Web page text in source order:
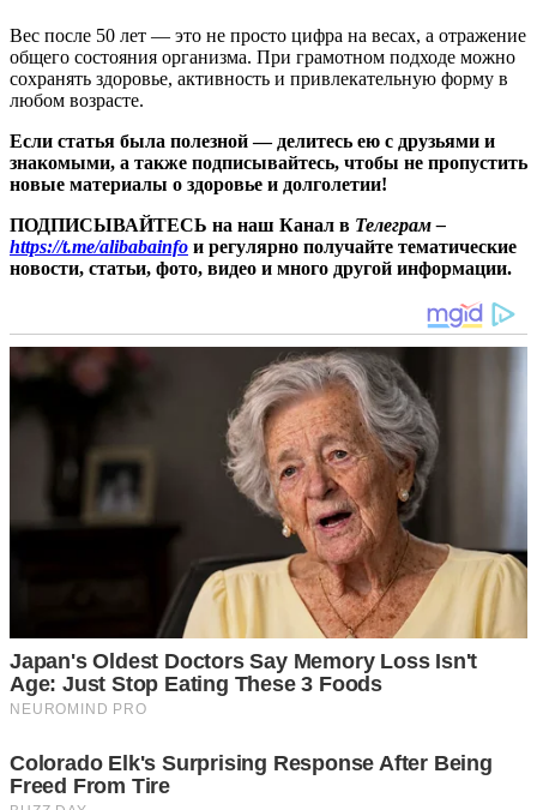
Вес после 50 лет — это не просто цифра на весах, а отражение
общего состояния организма. При грамотном подходе можно
сохранять здоровье, активность и привлекательную форму в
любом возрасте.
Если статья была полезной — делитесь ею с друзьями и
знакомыми, а также подписывайтесь, чтобы не пропустить
новые материалы о здоровье и долголетии!
ПОДПИСЫВАЙТЕСЬ на наш Канал в Телеграм –
https://t.me/alibabainfo и регулярно получайте тематические
новости, статьи, фото, видео и много другой информации.